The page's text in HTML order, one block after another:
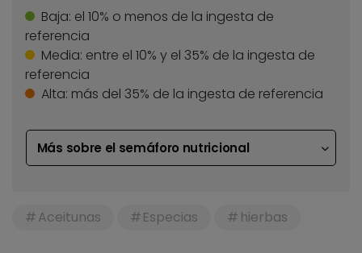
Baja: el 10% o menos de la ingesta de
referencia
Media: entre el 10% y el 35% de la ingesta de
referencia
Alta: más del 35% de la ingesta de referencia
Más sobre el semáforo nutricional
Aceitunas Especias hierbas